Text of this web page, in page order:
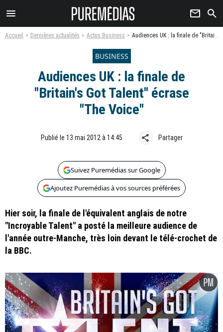
menu newsletter search
Accueil Dernières actualités Actus Business Audiences UK : la finale de "Britain's Got Talent" écrase "The Voice"
BUSINESS
Audiences UK : la finale de
"Britain's Got Talent" écrase
"The Voice"
Publié le 13 mai 2012 à 14:45 share Partager
Suivez Puremédias sur Google
Ajoutez Puremédias à vos sources préférées
Hier soir, la finale de l'équivalent anglais de notre
"Incroyable Talent" a posté la meilleure audience de
l'année outre-Manche, très loin devant le télé-crochet de
la BBC.